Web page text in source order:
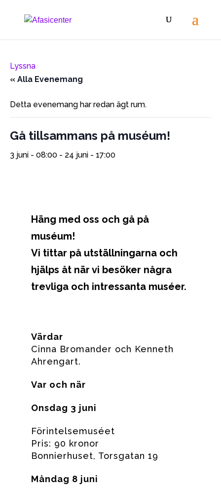
Lyssna
« Alla Evenemang
Detta evenemang har redan ägt rum.
Gå tillsammans på muséum!
3 juni - 08:00 - 24 juni - 17:00
Häng med oss och gå på
muséum!
Vi tittar på utställningarna och
hjälps åt när vi besöker några
trevliga och intressanta muséer.
Värdar
Cinna Bromander och Kenneth
Ahrengart.
Var och när
Onsdag 3 juni
Förintelsemuséet
Pris: 90 kronor
Bonnierhuset, Torsgatan 19
Måndag 8 juni